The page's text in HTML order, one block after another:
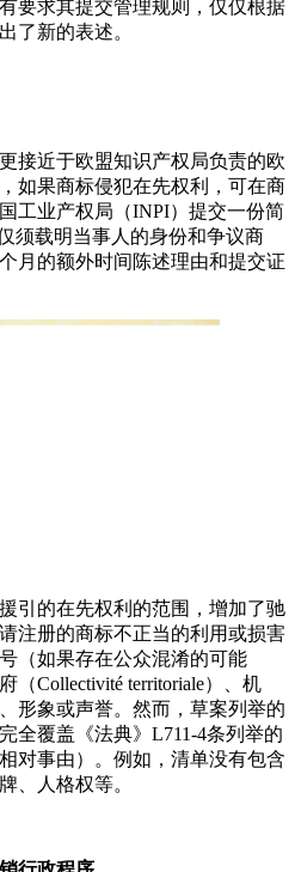
要求其提交管理规则，仅仅根据
了新的表述。
接近于欧盟知识产权局负责的欧
如果商标侵犯在先权利，可在商
工业产权局（INPI）提交一份简
须载明当事人的身份和争议商
月的额外时间陈述理由和提交证
引的在先权利的范围，增加了驰
注册的商标不正当的利用或损害
（如果存在公众混淆的可能
（Collectivité territoriale）、机
形象或声誉。然而，草案列举的
全覆盖《法典》 L711-4条列举的
对事由）。例如，清单没有包含
、人格权等。